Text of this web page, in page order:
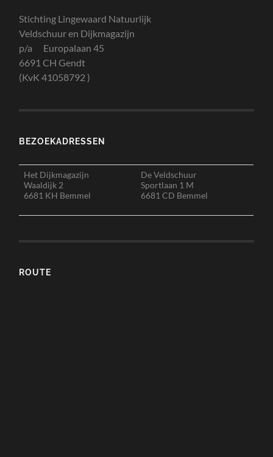
Stichting Lingewaard Natuurlijk
Veldschuur en Dijkmagazijn
p/a Europalaan 45
6691 CH Gendt
(KvK 41058792 )
BEZOEKADRESSEN
Het Dijkmagazijn
Waaldijk 2
6681 KH Bemmel
De Veldschuur
Sportlaan 1 M
6681 CD Bemmel
ROUTE